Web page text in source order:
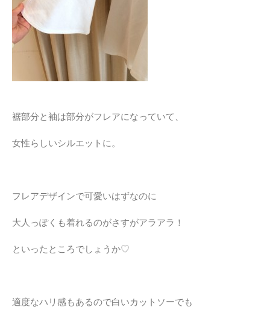
裾部分と袖は部分がフレアになっていて、
女性らしいシルエットに。
フレアデザインで可愛いはずなのに
大人っぽくも着れるのがさすがアラアラ！
といったところでしょうか♡
適度なハリ感もあるので白いカットソーでも